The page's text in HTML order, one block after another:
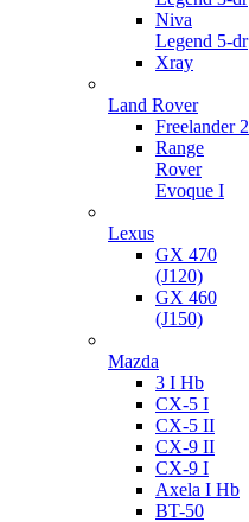
Niva
Legend 5-dr
Xray
Land Rover
Freelander 2
Range
Rover
Evoque I
Lexus
GX 470
(J120)
GX 460
(J150)
Mazda
3 I Hb
CX-5 I
CX-5 II
CX-9 II
CX-9 I
Axela I Hb
BT-50